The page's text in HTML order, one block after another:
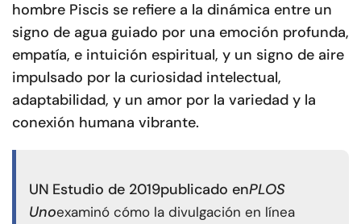
hombre Piscis se refiere a la dinámica entre un
signo de agua guiado por una emoción profunda,
empatía, e intuición espiritual, y un signo de aire
impulsado por la curiosidad intelectual,
adaptabilidad, y un amor por la variedad y la
conexión humana vibrante.
UN Estudio de 2019publicado enPLOS
Unoexaminó cómo la divulgación en línea